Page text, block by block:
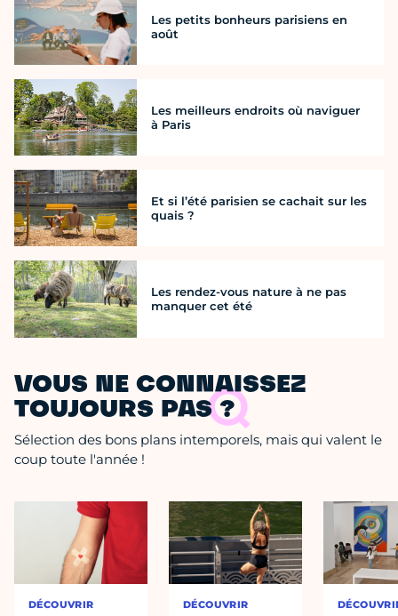
Les petits bonheurs parisiens en
août
Les meilleurs endroits où naviguer
à Paris
Et si l’été parisien se cachait sur les
quais ?
Les rendez-vous nature à ne pas
manquer cet été
VOUS NE CONNAISSEZ
TOUJOURS PAS ?
Sélection des bons plans intemporels, mais qui valent le
coup toute l'année !
DÉCOUVRIR DÉCOUVRIR